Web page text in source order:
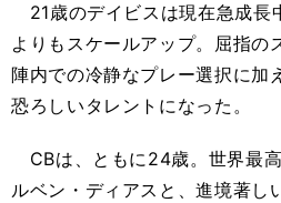
21歳のデイビスは現在急成長
よりもスケールアップ。屈指の
陣内での冷静なプレー選択に加
恐ろしいタレントになった。
CBは、ともに24歳。世界最
ルベン・ディアスと、進境著し